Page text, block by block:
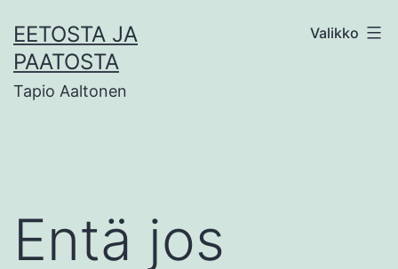
sisältöön
EETOSTA JA
PAATOSTA
Tapio Aaltonen
Valikko
Entä jos